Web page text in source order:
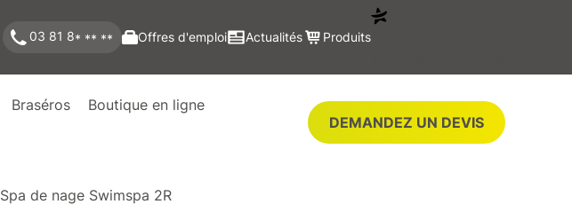
03 81 8* ** ** Offres d'emploi Actualités Produits4,7
Braséros
Boutique en ligne
DEMANDEZ UN DEVIS
Spa de nage Swimspa 2R